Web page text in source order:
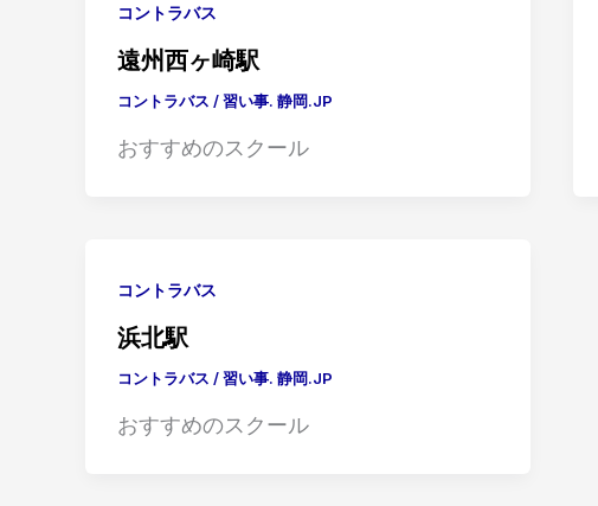
コントラバス
遠州西ヶ崎駅
コントラバス /習い事. 静岡.JP
おすすめのスクール
コントラバス
浜北駅
コントラバス /習い事. 静岡.JP
おすすめのスクール